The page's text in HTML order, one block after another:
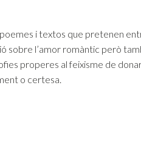
i textos que pretenen
sobre l’amor romàntic però
properes al feixisme de
o certesa.